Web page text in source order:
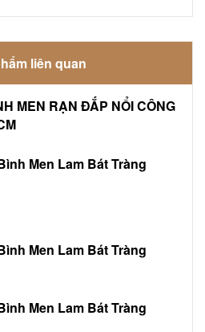
liên quan
MEN RẠN ĐẮP NỔI CÔNG
Men Lam Bát Tràng
Men Lam Bát Tràng
Men Lam Bát Tràng